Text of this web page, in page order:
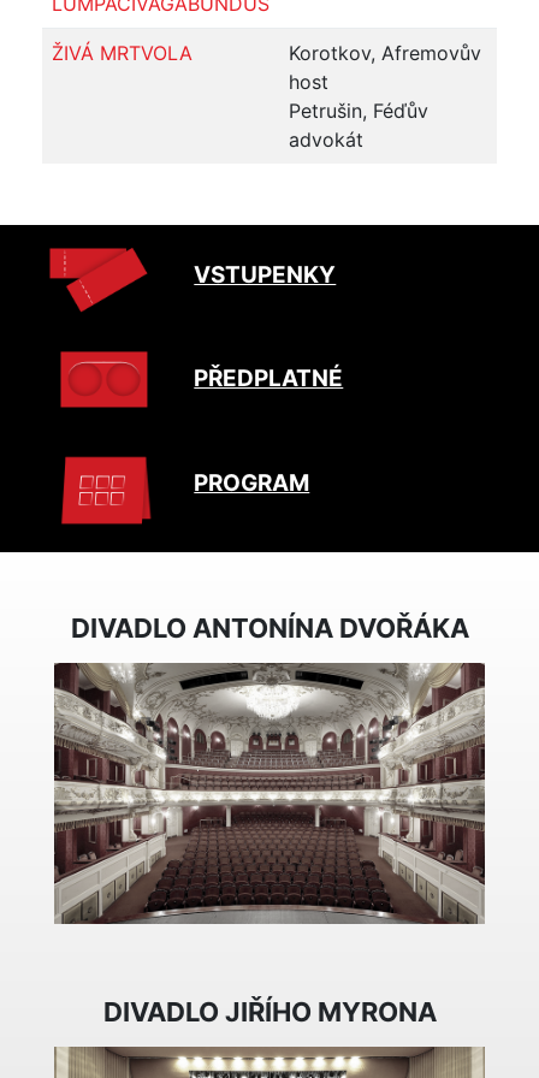
ŽIVÁ MRTVOLA
Korotkov, Afremovův
host
Petrušin, Féďův
advokát
VSTUPENKY
PŘEDPLATNÉ
PROGRAM
DIVADLO ANTONÍNA DVOŘÁKA
DIVADLO JIŘÍHO MYRONA